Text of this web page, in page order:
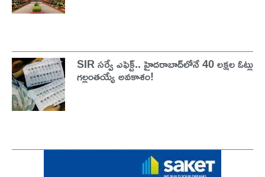
SIR సర్వే ఎఫెక్ట్.. హైదరాబాద్‌లోనే 40 లక్షల ఓట్లు
గల్లంతయ్యే అవకాశం!